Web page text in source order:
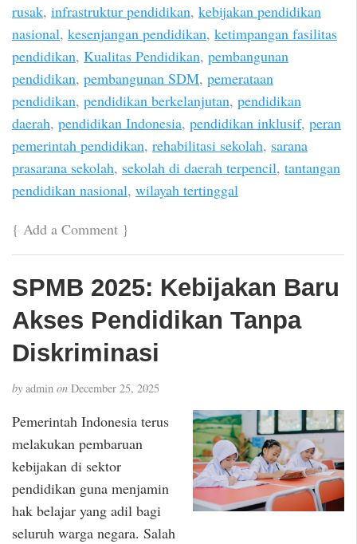
rusak, infrastruktur pendidikan, kebijakan pendidikan
nasional, kesenjangan pendidikan, ketimpangan fasilitas
pendidikan, Kualitas Pendidikan, pembangunan
pendidikan, pembangunan SDM, pemerataan
pendidikan, pendidikan berkelanjutan, pendidikan
daerah, pendidikan Indonesia, pendidikan inklusif, peran
pemerintah pendidikan, rehabilitasi sekolah, sarana
prasarana sekolah, sekolah di daerah terpencil, tantangan
pendidikan nasional, wilayah tertinggal
{ Add a Comment }
SPMB 2025: Kebijakan Baru
Akses Pendidikan Tanpa
Diskriminasi
by admin on December 25, 2025
Pemerintah Indonesia terus
melakukan pembaruan
kebijakan di sektor
pendidikan guna menjamin
hak belajar yang adil bagi
seluruh warga negara. Salah